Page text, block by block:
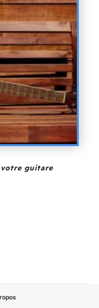
votre guitare